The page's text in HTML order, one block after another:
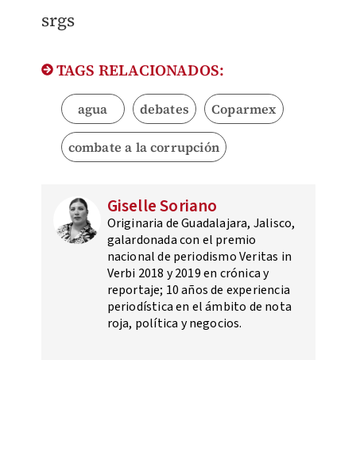
srgs
TAGS RELACIONADOS:
agua debates Coparmex
combate a la corrupción
Giselle Soriano
Originaria de Guadalajara, Jalisco,
galardonada con el premio
nacional de periodismo Veritas in
Verbi 2018 y 2019 en crónica y
reportaje; 10 años de experiencia
periodística en el ámbito de nota
roja, política y negocios.